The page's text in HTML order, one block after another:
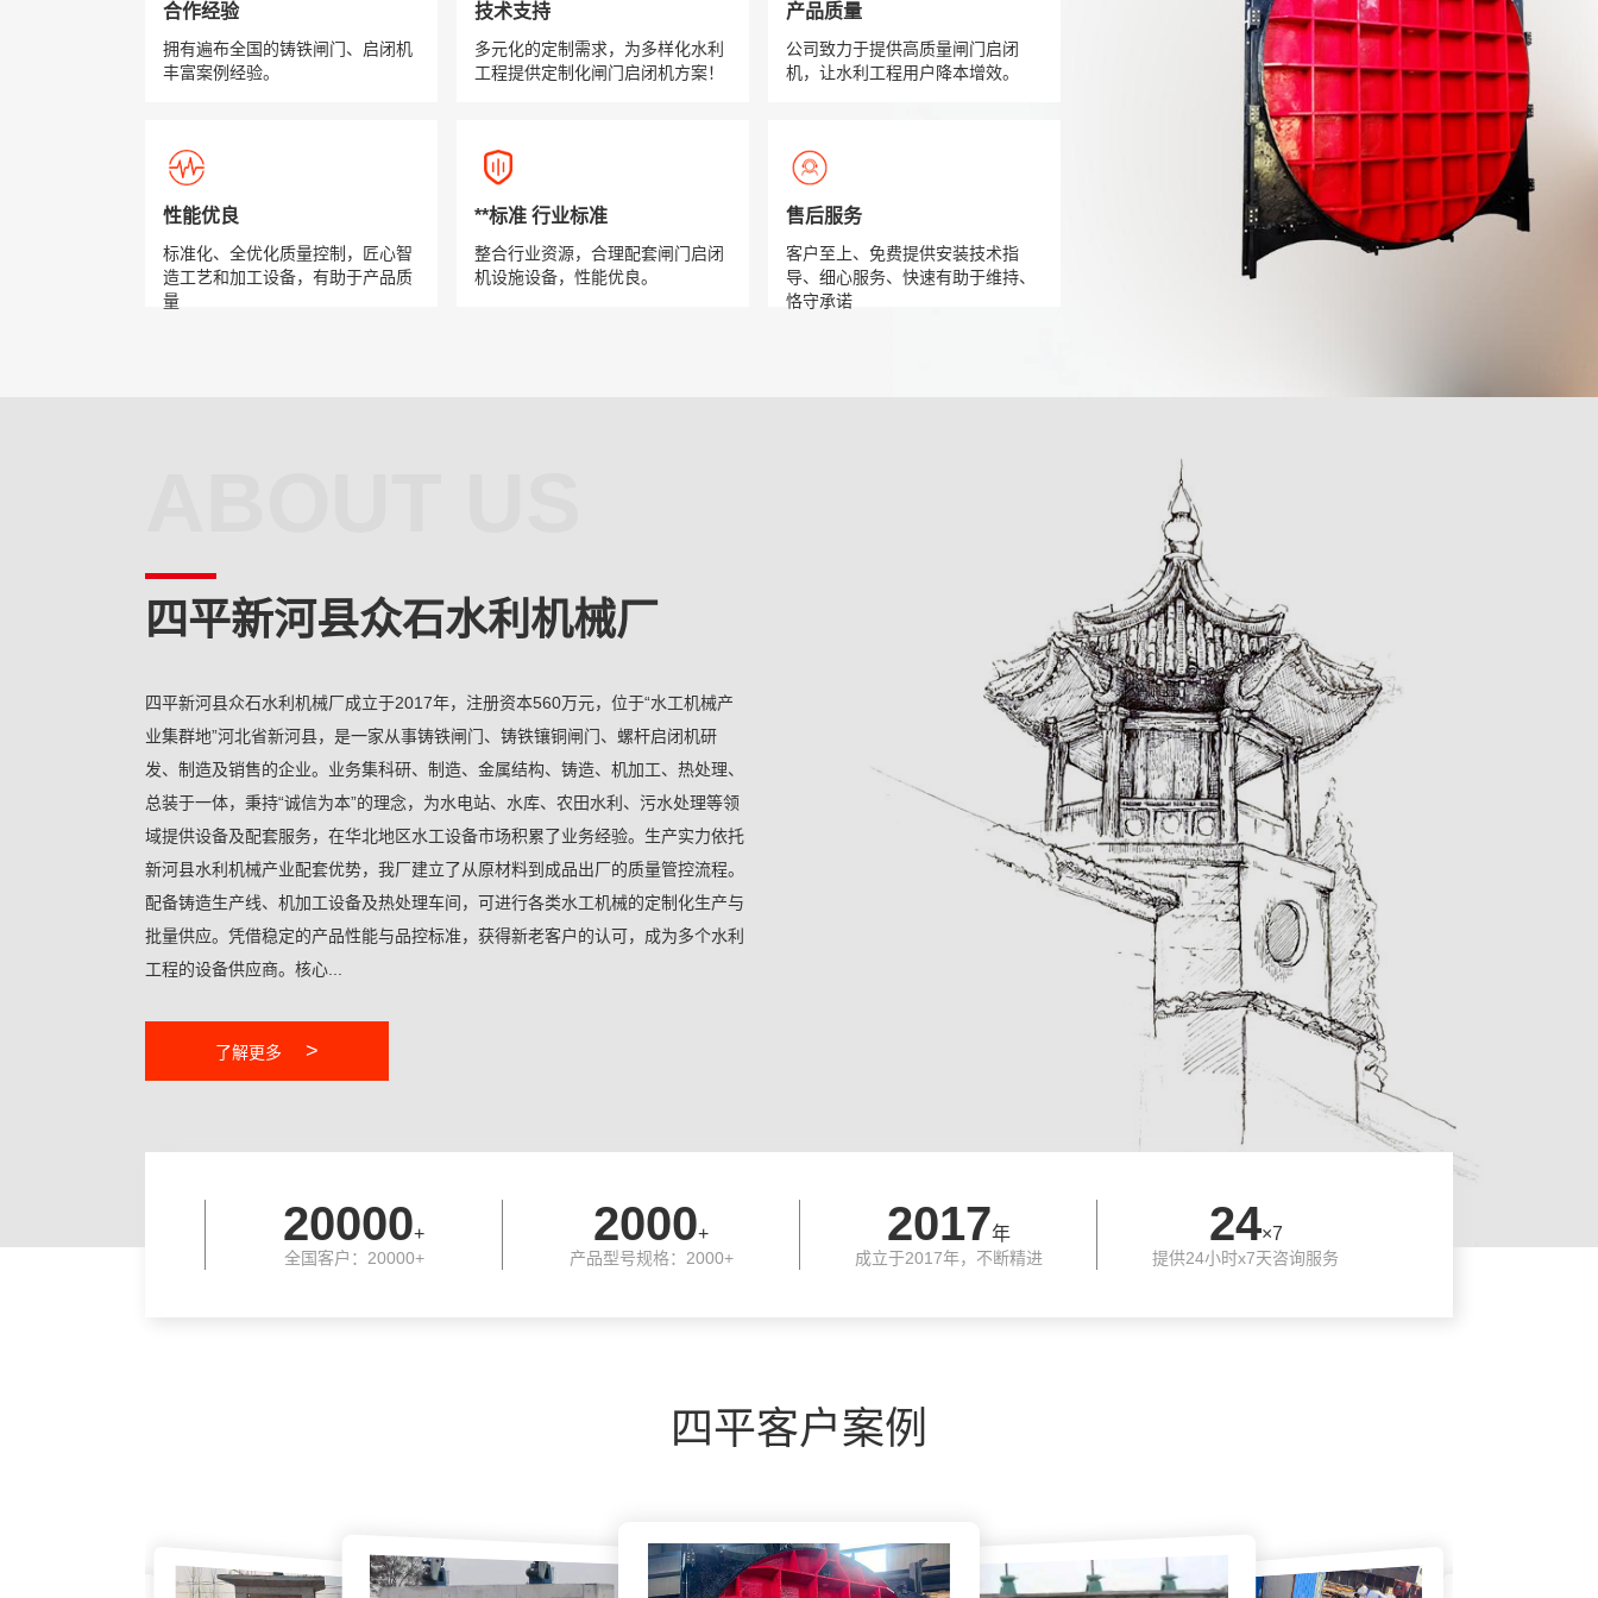
合作经验
拥有遍布全国的铸铁闸门、启闭机
丰富案例经验。
技术支持
多元化的定制需求，为多样化水利
工程提供定制化闸门启闭机方案！
产品质量
公司致力于提供高质量闸门启闭
机，让水利工程用户降本增效。
性能优良
标准化、全优化质量控制，匠心智
造工艺和加工设备，有助于产品质
量
**标准 行业标准
整合行业资源，合理配套闸门启闭
机设施设备，性能优良。
售后服务
客户至上、免费提供安装技术指
导、细心服务、快速有助于维持、
恪守承诺
四平新河县众石水利机械厂
四平新河县众石水利机械厂成立于2017年，注册资本560万元，位于“水工机械产
业集群地”河北省新河县，是一家从事铸铁闸门、铸铁镶铜闸门、螺杆启闭机研
发、制造及销售的企业。业务集科研、制造、金属结构、铸造、机加工、热处理、
总装于一体，秉持“诚信为本”的理念，为水电站、水库、农田水利、污水处理等领
域提供设备及配套服务，在华北地区水工设备市场积累了业务经验。生产实力依托
新河县水利机械产业配套优势，我厂建立了从原材料到成品出厂的质量管控流程。
配备铸造生产线、机加工设备及热处理车间，可进行各类水工机械的定制化生产与
批量供应。凭借稳定的产品性能与品控标准，获得新老客户的认可，成为多个水利
工程的设备供应商。核心...
了解更多 >
20000+
全国客户：20000+
2000+
产品型号规格：2000+
2017年
成立于2017年，不断精进
24×7
提供24小时x7天咨询服务
四平客户案例